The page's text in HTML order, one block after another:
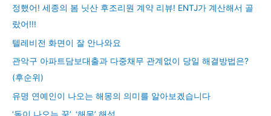
정했어! 세종의 봄 닛산 후조리원 계약 리뷰! ENTJ가 계산해서 골
랐어!!!
텔레비전 화면이 잘 안나와요
관악구 아파트담보대출과 다중채무 관계없이 당일 해결방법은?
(후순위)
유명 연예인이 나오는 해몽의 의미를 알아보겠습니다